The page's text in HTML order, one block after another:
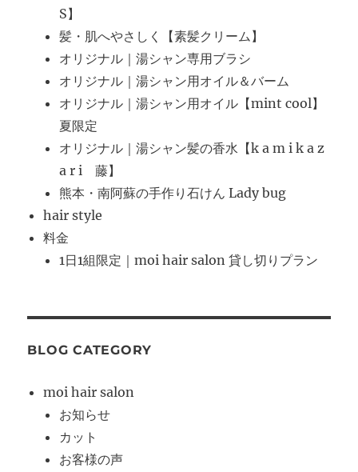
S】
髪・肌へやさしく【素髪クリーム】
オリジナル｜湯シャン専用ブラシ
オリジナル｜湯シャン用オイル＆バーム
オリジナル｜湯シャン用オイル【mint cool】
夏限定
オリジナル｜湯シャン髪の香水【k a m i k a z
a r i 藤】
熊本・南阿蘇の手作り石けん Lady bug
hair style
料金
1日1組限定｜moi hair salon 貸し切りプラン
BLOG CATEGORY
moi hair salon
お知らせ
カット
お客様の声